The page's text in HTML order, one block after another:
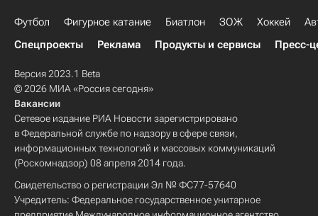
Футбол Фигурное катание Биатлон ЗОЖ Хоккей
Спецпроекты
Реклама Продукты и сервисы Пресс-
Версия 2023.1 Beta
© 2026 МИА «Россия сегодня»
Вакансии
Сетевое издание РИА Новости зарегистрировано
в Федеральной службе по надзору в сфере связи,
информационных технологий и массовых коммуникаций
(Роскомнадзор) 08 апреля 2014 года.
Свидетельство о регистрации Эл № ФС77-57640
Учредитель: Федеральное государственное унитарное